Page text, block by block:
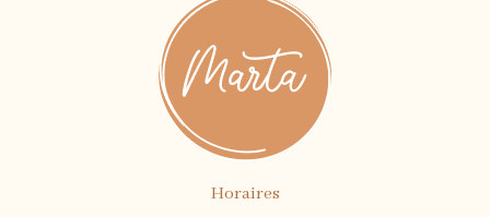
Horaires